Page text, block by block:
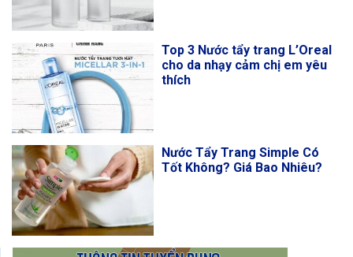
Top 3 Nước tẩy trang L’Oreal
cho da nhạy cảm chị em yêu
thích
Nước Tẩy Trang Simple Có
Tốt Không? Giá Bao Nhiêu?